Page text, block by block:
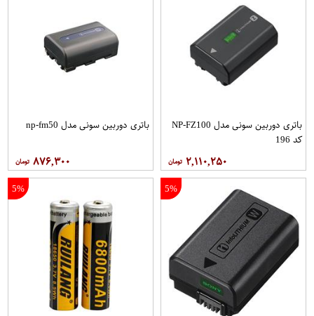
باتری دوربین سونی مدل NP-FZ100
کد 196
۲,۱۱۰,۲۵۰
باتری دوربین سونی مدل np-fm50
۸۷۶,۳۰۰
5%
5%